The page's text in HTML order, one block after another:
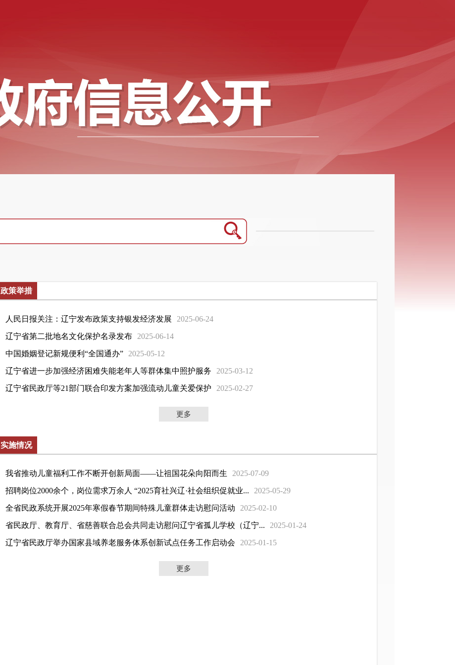
政策举措
人民日报关注：辽宁发布政策支持银发经济发展 2025-06-24
辽宁省第二批地名文化保护名录发布 2025-06-14
中国婚姻登记新规便利“全国通办” 2025-05-12
辽宁省进一步加强经济困难失能老年人等群体集中照护服务 2025-03-12
辽宁省民政厅等21部门联合印发方案加强流动儿童关爱保护 2025-02-27
更多
实施情况
我省推动儿童福利工作不断开创新局面——让祖国花朵向阳而生 2025-07-09
招聘岗位2000余个，岗位需求万余人 “2025育社兴辽·社会组织促就业... 2025-05-29
全省民政系统开展2025年寒假春节期间特殊儿童群体走访慰问活动 2025-02-10
省民政厅、教育厅、省慈善联合总会共同走访慰问辽宁省孤儿学校（辽宁... 2025-01-24
辽宁省民政厅举办国家县域养老服务体系创新试点任务工作启动会 2025-01-15
更多